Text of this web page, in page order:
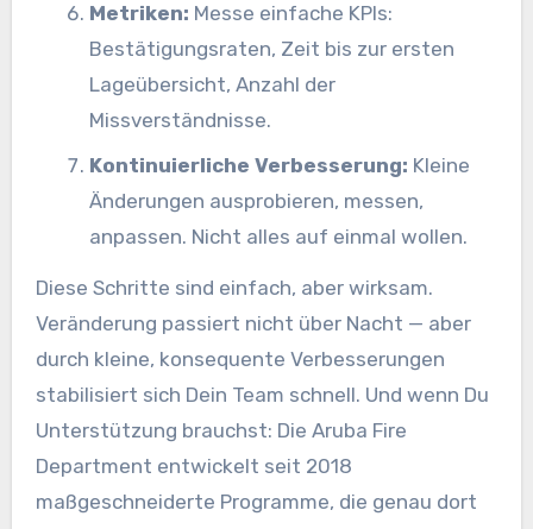
Metriken: Messe einfache KPIs:
Bestätigungsraten, Zeit bis zur ersten
Lageübersicht, Anzahl der
Missverständnisse.
Kontinuierliche Verbesserung: Kleine
Änderungen ausprobieren, messen,
anpassen. Nicht alles auf einmal wollen.
Diese Schritte sind einfach, aber wirksam.
Veränderung passiert nicht über Nacht — aber
durch kleine, konsequente Verbesserungen
stabilisiert sich Dein Team schnell. Und wenn Du
Unterstützung brauchst: Die Aruba Fire
Department entwickelt seit 2018
maßgeschneiderte Programme, die genau dort